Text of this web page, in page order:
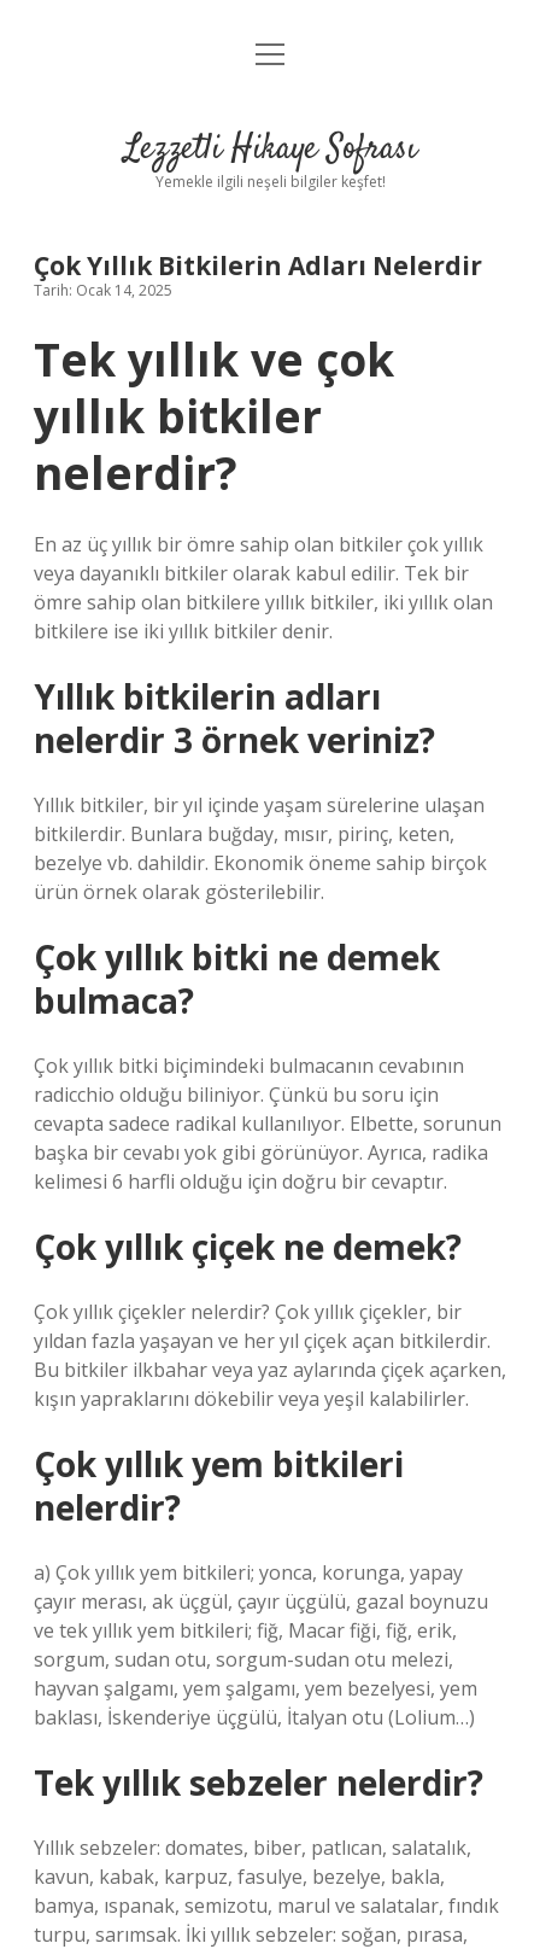
Anasayfa
Yasal Uyarı
menüyü
Lezzetli Hikaye Sofrası
Yemekle ilgili neşeli bilgiler keşfet!
Çok Yıllık Bitkilerin Adları Nelerdir
Tarih: Ocak 14, 2025
Tek yıllık ve çok
yıllık bitkiler
nelerdir?
En az üç yıllık bir ömre sahip olan bitkiler çok yıllık
veya dayanıklı bitkiler olarak kabul edilir. Tek bir
ömre sahip olan bitkilere yıllık bitkiler, iki yıllık olan
bitkilere ise iki yıllık bitkiler denir.
Yıllık bitkilerin adları
nelerdir 3 örnek veriniz?
Yıllık bitkiler, bir yıl içinde yaşam sürelerine ulaşan
bitkilerdir. Bunlara buğday, mısır, pirinç, keten,
bezelye vb. dahildir. Ekonomik öneme sahip birçok
ürün örnek olarak gösterilebilir.
Çok yıllık bitki ne demek
bulmaca?
Çok yıllık bitki biçimindeki bulmacanın cevabının
radicchio olduğu biliniyor. Çünkü bu soru için
cevapta sadece radikal kullanılıyor. Elbette, sorunun
başka bir cevabı yok gibi görünüyor. Ayrıca, radika
kelimesi 6 harfli olduğu için doğru bir cevaptır.
Çok yıllık çiçek ne demek?
Çok yıllık çiçekler nelerdir? Çok yıllık çiçekler, bir
yıldan fazla yaşayan ve her yıl çiçek açan bitkilerdir.
Bu bitkiler ilkbahar veya yaz aylarında çiçek açarken,
kışın yapraklarını dökebilir veya yeşil kalabilirler.
Çok yıllık yem bitkileri
nelerdir?
a) Çok yıllık yem bitkileri; yonca, korunga, yapay
çayır merası, ak üçgül, çayır üçgülü, gazal boynuzu
ve tek yıllık yem bitkileri; fiğ, Macar fiği, fiğ, erik,
sorgum, sudan otu, sorgum-sudan otu melezi,
hayvan şalgamı, yem şalgamı, yem bezelyesi, yem
baklası, İskenderiye üçgülü, İtalyan otu (Lolium…)
Tek yıllık sebzeler nelerdir?
Yıllık sebzeler: domates, biber, patlıcan, salatalık,
kavun, kabak, karpuz, fasulye, bezelye, bakla,
bamya, ıspanak, semizotu, marul ve salatalar, fındık
turpu, sarımsak. İki yıllık sebzeler: soğan, pırasa,